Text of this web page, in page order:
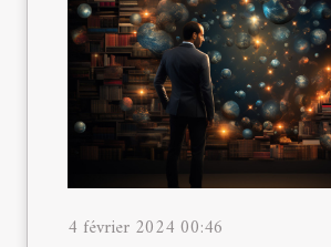
4 février 2024 00:46